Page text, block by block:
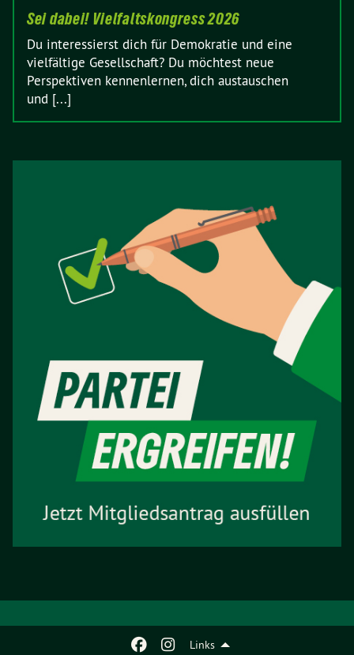
Links
Sei dabei! Vielfaltskongress 2026
Du interessierst dich für Demokratie und eine
vielfältige Gesellschaft? Du möchtest neue
Perspektiven kennenlernen, dich austauschen
und [...]